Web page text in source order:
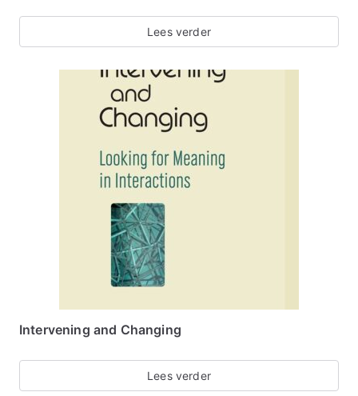
Lees verder
Intervening and Changing
Lees verder